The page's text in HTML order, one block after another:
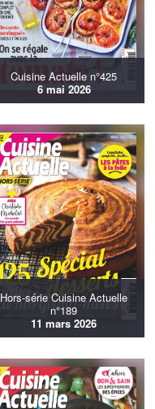
Cuisine Actuelle n°425
6 mai 2026
Hors-série Cuisine Actuelle
n°189
11 mars 2026